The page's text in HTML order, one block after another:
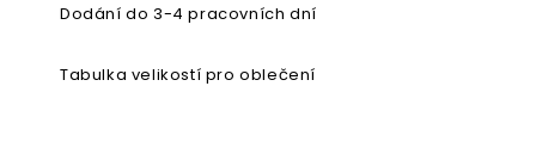
Dodání do 3-4 pracovních dní
Tabulka velikostí pro oblečení